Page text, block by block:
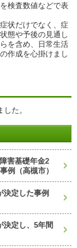
検査数値などで表
状だけでなく、症
態や予後の見通し
を含め、日常生活
作成を心掛けまし
た。
害基礎年金2
例（高槻市）
決定した事例
決定し、5年間